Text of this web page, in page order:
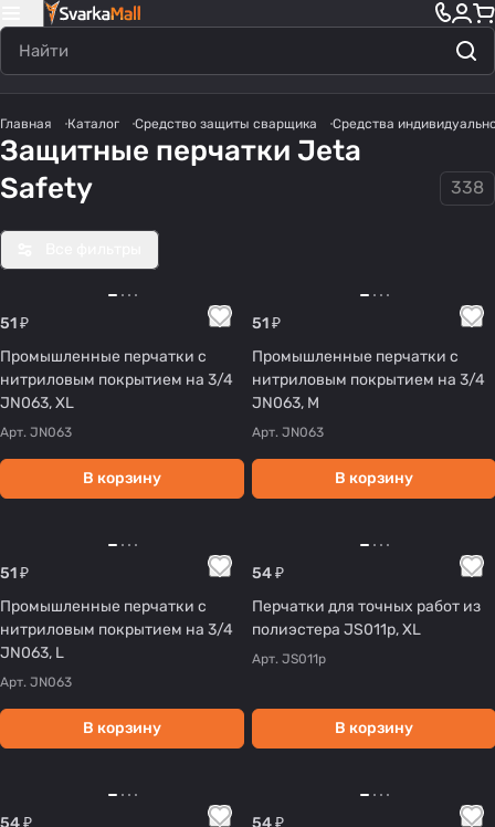
Главная Каталог Средство защиты сварщика Средства
Защитные перчатки Jeta
Safety
338
51 ₽
Промышленные перчатки с
нитриловым покрытием на 3/4
JN063, XL
Арт. JN063
В корзину
51 ₽
Промышленные перчатки с
нитриловым покрытием на 3/4
JN063, M
Арт. JN063
В корзину
51 ₽
Промышленные перчатки с
нитриловым покрытием на 3/4
JN063, L
Арт. JN063
В корзину
54 ₽
Перчатки для точных работ из
полиэстера JS011р, XL
Арт. JS011р
В корзину
54 ₽
54 ₽